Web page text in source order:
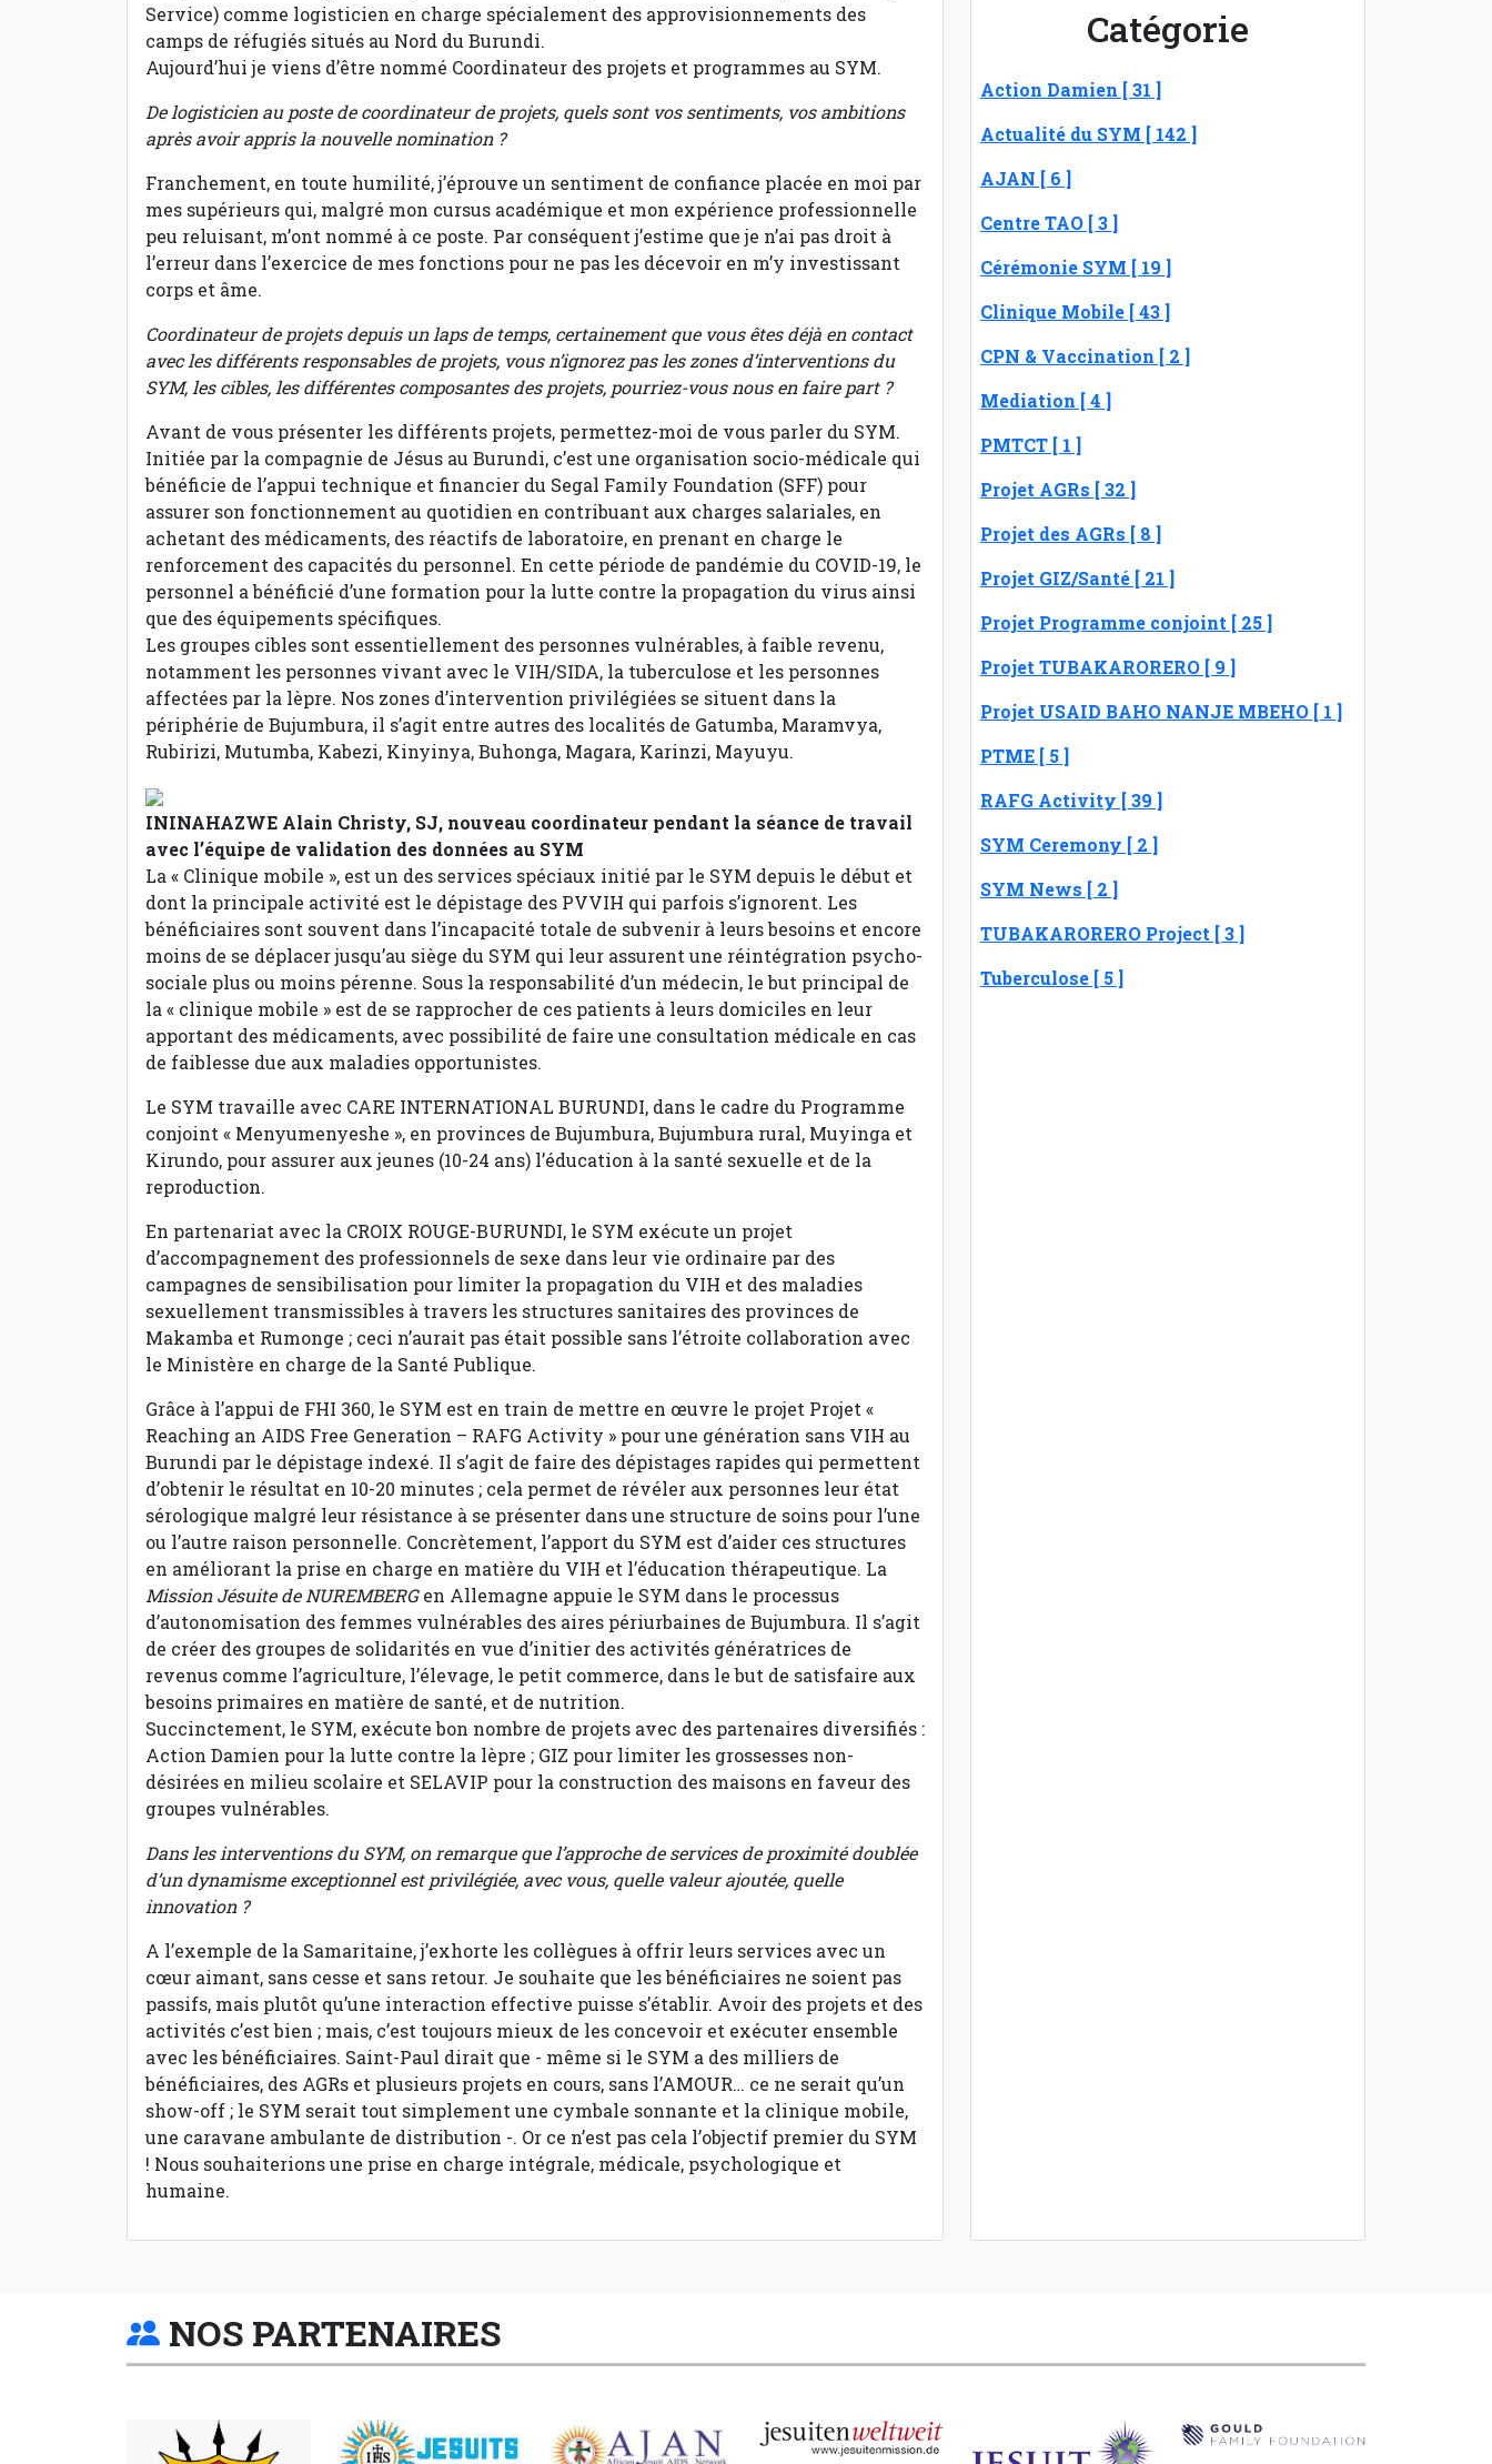
Service) comme logisticien en charge spécialement des approvisionnements des
camps de réfugiés situés au Nord du Burundi.
Aujourd’hui je viens d’être nommé Coordinateur des projets et programmes au SYM.
De logisticien au poste de coordinateur de projets, quels sont vos sentiments, vos ambitions
après avoir appris la nouvelle nomination ?
Franchement, en toute humilité, j’éprouve un sentiment de confiance placée en moi par
mes supérieurs qui, malgré mon cursus académique et mon expérience professionnelle
peu reluisant, m’ont nommé à ce poste. Par conséquent j’estime que je n’ai pas droit à
l’erreur dans l’exercice de mes fonctions pour ne pas les décevoir en m’y investissant
corps et âme.
Coordinateur de projets depuis un laps de temps, certainement que vous êtes déjà en contact
avec les différents responsables de projets, vous n’ignorez pas les zones d’interventions du
SYM, les cibles, les différentes composantes des projets, pourriez-vous nous en faire part ?
Avant de vous présenter les différents projets, permettez-moi de vous parler du SYM.
Initiée par la compagnie de Jésus au Burundi, c’est une organisation socio-médicale qui
bénéficie de l’appui technique et financier du Segal Family Foundation (SFF) pour
assurer son fonctionnement au quotidien en contribuant aux charges salariales, en
achetant des médicaments, des réactifs de laboratoire, en prenant en charge le
renforcement des capacités du personnel. En cette période de pandémie du COVID-19, le
personnel a bénéficié d’une formation pour la lutte contre la propagation du virus ainsi
que des équipements spécifiques.
Les groupes cibles sont essentiellement des personnes vulnérables, à faible revenu,
notamment les personnes vivant avec le VIH/SIDA, la tuberculose et les personnes
affectées par la lèpre. Nos zones d’intervention privilégiées se situent dans la
périphérie de Bujumbura, il s’agit entre autres des localités de Gatumba, Maramvya,
Rubirizi, Mutumba, Kabezi, Kinyinya, Buhonga, Magara, Karinzi, Mayuyu.
ININAHAZWE Alain Christy, SJ, nouveau coordinateur pendant la séance de travail
avec l’équipe de validation des données au SYM
La « Clinique mobile », est un des services spéciaux initié par le SYM depuis le début et
dont la principale activité est le dépistage des PVVIH qui parfois s’ignorent. Les
bénéficiaires sont souvent dans l’incapacité totale de subvenir à leurs besoins et encore
moins de se déplacer jusqu’au siège du SYM qui leur assurent une réintégration psycho-
sociale plus ou moins pérenne. Sous la responsabilité d’un médecin, le but principal de
la « clinique mobile » est de se rapprocher de ces patients à leurs domiciles en leur
apportant des médicaments, avec possibilité de faire une consultation médicale en cas
de faiblesse due aux maladies opportunistes.
Le SYM travaille avec CARE INTERNATIONAL BURUNDI, dans le cadre du Programme
conjoint « Menyumenyeshe », en provinces de Bujumbura, Bujumbura rural, Muyinga et
Kirundo, pour assurer aux jeunes (10-24 ans) l’éducation à la santé sexuelle et de la
reproduction.
En partenariat avec la CROIX ROUGE-BURUNDI, le SYM exécute un projet
d’accompagnement des professionnels de sexe dans leur vie ordinaire par des
campagnes de sensibilisation pour limiter la propagation du VIH et des maladies
sexuellement transmissibles à travers les structures sanitaires des provinces de
Makamba et Rumonge ; ceci n’aurait pas était possible sans l’étroite collaboration avec
le Ministère en charge de la Santé Publique.
Grâce à l’appui de FHI 360, le SYM est en train de mettre en œuvre le projet Projet «
Reaching an AIDS Free Generation – RAFG Activity » pour une génération sans VIH au
Burundi par le dépistage indexé. Il s’agit de faire des dépistages rapides qui permettent
d’obtenir le résultat en 10-20 minutes ; cela permet de révéler aux personnes leur état
sérologique malgré leur résistance à se présenter dans une structure de soins pour l’une
ou l’autre raison personnelle. Concrètement, l’apport du SYM est d’aider ces structures
en améliorant la prise en charge en matière du VIH et l’éducation thérapeutique. La
Mission Jésuite de NUREMBERGen Allemagne appuie le SYM dans le processus
d’autonomisation des femmes vulnérables des aires périurbaines de Bujumbura. Il s’agit
de créer des groupes de solidarités en vue d’initier des activités génératrices de
revenus comme l’agriculture, l’élevage, le petit commerce, dans le but de satisfaire aux
besoins primaires en matière de santé, et de nutrition.
Succinctement, le SYM, exécute bon nombre de projets avec des partenaires diversifiés :
Action Damien pour la lutte contre la lèpre ; GIZ pour limiter les grossesses non-
désirées en milieu scolaire et SELAVIP pour la construction des maisons en faveur des
groupes vulnérables.
Dans les interventions du SYM, on remarque que l’approche de services de proximité doublée
d’un dynamisme exceptionnel est privilégiée, avec vous, quelle valeur ajoutée, quelle
innovation ?
A l’exemple de la Samaritaine, j’exhorte les collègues à offrir leurs services avec un
cœur aimant, sans cesse et sans retour. Je souhaite que les bénéficiaires ne soient pas
passifs, mais plutôt qu’une interaction effective puisse s’établir. Avoir des projets et des
activités c’est bien ; mais, c’est toujours mieux de les concevoir et exécuter ensemble
avec les bénéficiaires. Saint-Paul dirait que - même si le SYM a des milliers de
bénéficiaires, des AGRs et plusieurs projets en cours, sans l’AMOUR… ce ne serait qu’un
show-off ; le SYM serait tout simplement une cymbale sonnante et la clinique mobile,
une caravane ambulante de distribution -. Or ce n’est pas cela l’objectif premier du SYM
! Nous souhaiterions une prise en charge intégrale, médicale, psychologique et
humaine.
Catégorie
Action Damien [ 31 ]
Actualité du SYM [ 142 ]
AJAN [ 6 ]
Centre TAO [ 3 ]
Cérémonie SYM [ 19 ]
Clinique Mobile [ 43 ]
CPN & Vaccination [ 2 ]
Mediation [ 4 ]
PMTCT [ 1 ]
Projet AGRs [ 32 ]
Projet des AGRs [ 8 ]
Projet GIZ/Santé [ 21 ]
Projet Programme conjoint [ 25 ]
Projet TUBAKARORERO [ 9 ]
Projet USAID BAHO NANJE MBEHO [ 1 ]
PTME [ 5 ]
RAFG Activity [ 39 ]
SYM Ceremony [ 2 ]
SYM News [ 2 ]
TUBAKARORERO Project [ 3 ]
Tuberculose [ 5 ]
NOS PARTENAIRES